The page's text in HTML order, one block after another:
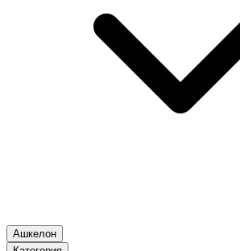
Ашкелон